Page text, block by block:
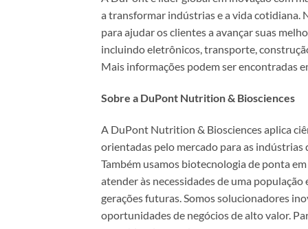
a transformar indústrias e a vida cotidiana.
para ajudar os clientes a avançar suas
incluindo eletrônicos, transporte,
Mais informações podem ser encontradas
Sobre a DuPont Nutrition & Biosciences
A DuPont Nutrition & Biosciences aplica
orientadas pelo mercado para as
Também usamos biotecnologia de ponta
atender às necessidades de uma
gerações futuras. Somos solucionadores
oportunidades de negócios de alto valor.